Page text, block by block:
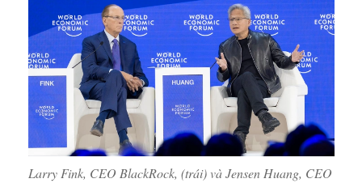
Larry Fink, CEO BlackRock, (trái) và Jensen Huang, CEO